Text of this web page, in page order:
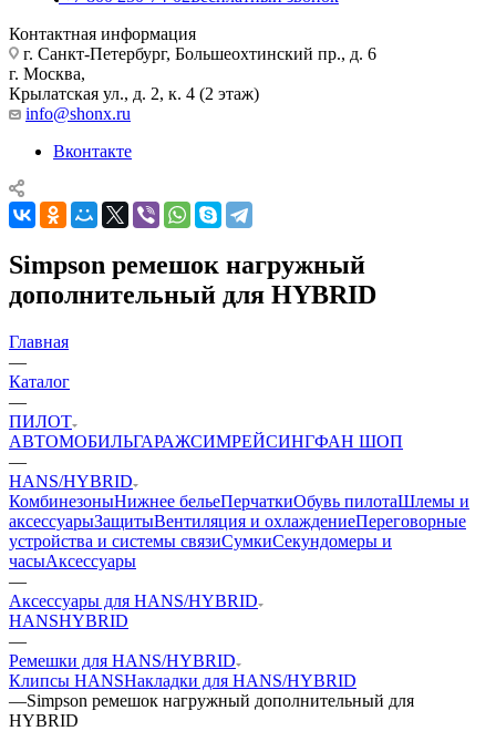
Контактная информация
г. Санкт-Петербург, Большеохтинский пр., д. 6
г. Москва,
Крылатская ул., д. 2, к. 4 (2 этаж)
info@shonx.ru
Вконтакте
Simpson ремешок нагружный
дополнительный для HYBRID
Главная
—
Каталог
—
ПИЛОТ
АВТОМОБИЛЬГАРАЖСИМРЕЙСИНГФАН ШОП
—
HANS/HYBRID
КомбинезоныНижнее бельеПерчаткиОбувь пилотаШлемы и
аксессуарыЗащитыВентиляция и охлаждениеПереговорные
устройства и системы связиСумкиСекундомеры и
часыАксессуары
—
Аксессуары для HANS/HYBRID
HANSHYBRID
—
Ремешки для HANS/HYBRID
Клипсы HANSНакладки для HANS/HYBRID
—Simpson ремешок нагружный дополнительный для
HYBRID